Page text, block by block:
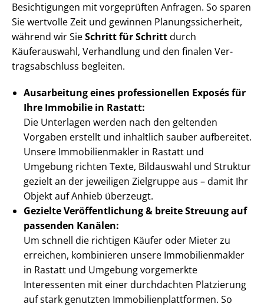
Besichtigungen mit vorgeprüften Anfragen. So sparen
Sie wertvolle Zeit und gewinnen Pla­nungs­si­cher­heit,
während wir SieSchritt für Schrittdurch
Käuferauswahl, Verhandlung und den finalen Ver­
trags­ab­schluss begleiten.
Ausarbeitung eines professionellen Exposés für
Ihre Immobilie in Rastatt:
Die Unterlagen werden nach den geltenden
Vorgaben erstellt und inhaltlich sauber aufbereitet.
Unsere Im­mo­bi­li­en­mak­ler in Rastatt und
Umgebung richten Texte, Bildauswahl und Struktur
gezielt an der jeweiligen Zielgruppe aus – damit Ihr
Objekt auf Anhieb überzeugt.
Gezielte Ver­öf­fent­li­chung & breite Streuung auf
passenden Kanälen:
Um schnell die richtigen Käufer oder Mieter zu
erreichen, kombinieren unsere Im­mo­bi­li­en­mak­ler
in Rastatt und Umgebung vorgemerkte
Interessenten mit einer durchdachten Platzierung
auf stark genutzten Im­mo­bi­li­en­platt­for­men. So